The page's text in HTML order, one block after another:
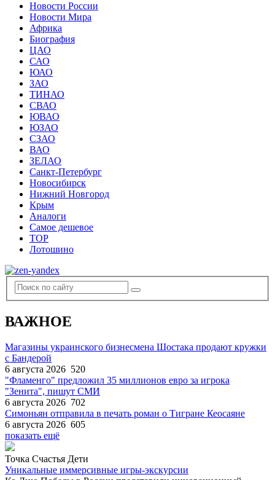
Новости России
Новости Мира
Африка
Биография
ЦАО
САО
ЮАО
ЗАО
ТИНАО
СВАО
ЮВАО
ЮЗАО
СЗАО
ВАО
ЗЕЛАО
Санкт-Петербург
Новосибирск
Нижний Новгород
Крым
Аналоги
Самое дешевое
TOP
Лотошино
ВАЖНОЕ
Магазины украинского бизнесмена Шостака продают кружки
с Бандерой
6 августа 2026 520
"Фламенго" предложил 35 миллионов евро за игрока
"Зенита", пишут СМИ
6 августа 2026 702
Симоньян отправила в печать роман о Тигране Кеосаяне
6 августа 2026 605
показать ещё
Точка Счастья Дети
Уникальные иммерсивные игры-экскурсии